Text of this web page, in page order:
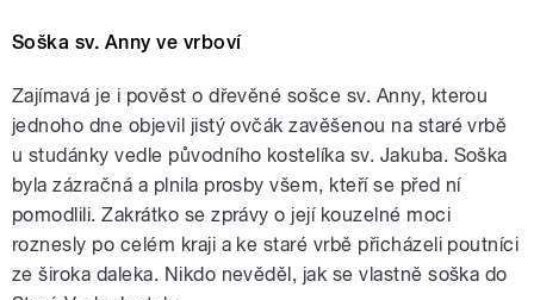
Soška sv. Anny ve vrboví
Zajímavá je i pověst o dřevěné sošce sv. Anny, kterou
jednoho dne objevil jistý ovčák zavěšenou na staré vrbě
u studánky vedle původního kostelíka sv. Jakuba. Soška
byla zázračná a plnila prosby všem, kteří se před ní
pomodlili. Zakrátko se zprávy o její kouzelné moci
roznesly po celém kraji a ke staré vrbě přicházeli poutníci
ze široka daleka. Nikdo nevěděl, jak se vlastně soška do